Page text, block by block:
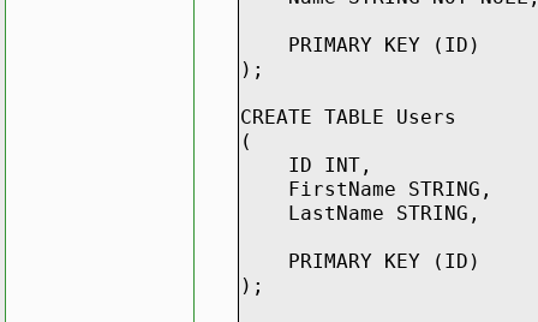
PRIMARY KEY (ID)
);
CREATE TABLE Users
(
ID INT,
FirstName STRING,
LastName STRING,
PRIMARY KEY (ID)
);